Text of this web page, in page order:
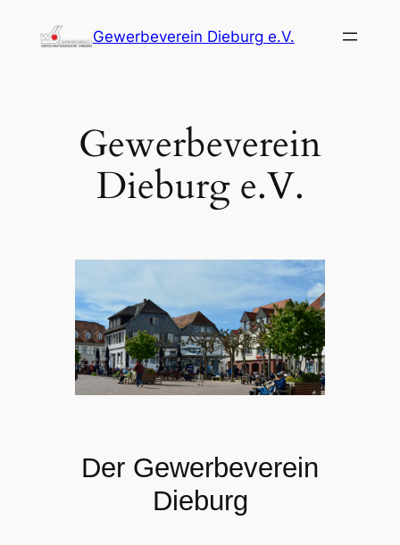
Inhalt
Gewerbeverein Dieburg e.V.
Gewerbeverein
Dieburg e.V.
Der Gewerbeverein
Dieburg